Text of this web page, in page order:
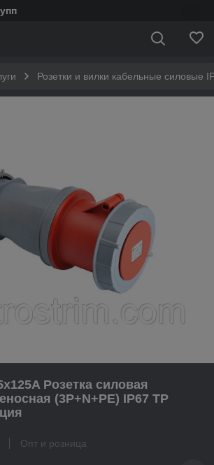
Розетки и вилки кабельные силовые
Розетка силовая
(3P+N+PE) IP67 TP
Опт и розница